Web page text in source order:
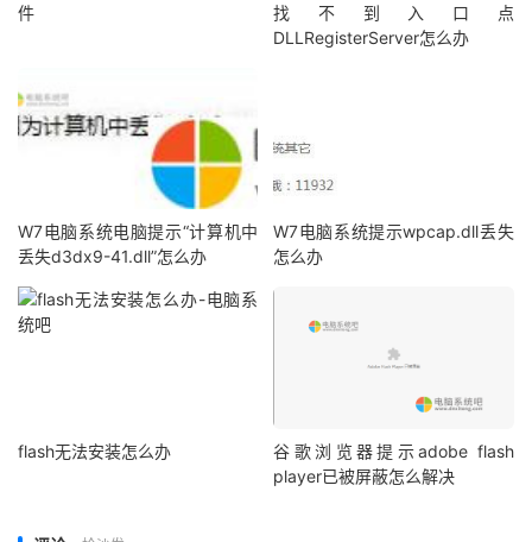
件
找不到入口点
DLLRegisterServer怎么办
W7电脑系统电脑提示“计算机中
丢失d3dx9-41.dll”怎么办
W7电脑系统提示wpcap.dll丢失
怎么办
flash无法安装怎么办
谷歌浏览器提示adobe flash
player已被屏蔽怎么解决